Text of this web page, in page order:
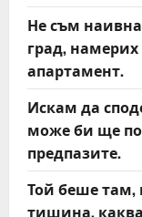
Не съм
град,
апартамент.
Искам да
може би ще
предпазите.
Той беше там,
тишина,